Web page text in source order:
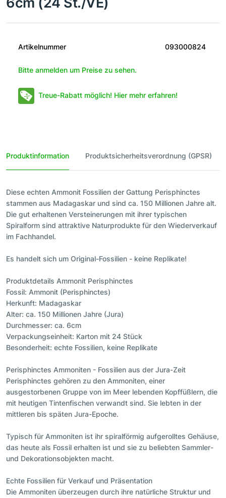
Artikelnummer 093000824
Bitte anmelden um Preise zu sehen.
Treue-Rabatt möglich! Hier mehr erfahren!
Produktinformation Produktsicherheitsverordnung (GPSR)
Diese echten Ammonit Fossilien der Gattung Perisphinctes
stammen aus Madagaskar und sind ca. 150 Millionen Jahre alt.
Die gut erhaltenen Versteinerungen mit ihrer typischen
Spiralform sind attraktive Naturprodukte für den Wiederverkauf
im Fachhandel.
Es handelt sich um Original-Fossilien - keine Replikate!
Produktdetails Ammonit Perisphinctes
Fossil: Ammonit (Perisphinctes)
Herkunft: Madagaskar
Alter: ca. 150 Millionen Jahre (Jura)
Durchmesser: ca. 6cm
Verpackungseinheit: Karton mit 24 Stück
Besonderheit: echte Fossilien, keine Replikate
Perisphinctes Ammoniten - Fossilien aus der Jura-Zeit
Perisphinctes gehören zu den Ammoniten, einer
ausgestorbenen Gruppe von im Meer lebenden Kopffüßlern, die
mit heutigen Tintenfischen verwandt sind. Sie lebten in der
mittleren bis späten Jura-Epoche.
Typisch für Ammoniten ist ihr spiralförmig aufgerolltes Gehäuse,
das heute als Fossil erhalten ist und sie zu beliebten Sammler-
und Dekorationsobjekten macht.
Echte Fossilien für Verkauf und Präsentation
Die Ammoniten überzeugen durch ihre natürliche Struktur und